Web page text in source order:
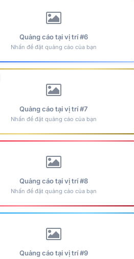
Quảng cáo tại vị trí #6
Nhấn để đặt quảng cáo của bạn
Quảng cáo tại vị trí #7
Nhấn để đặt quảng cáo của bạn
Quảng cáo tại vị trí #8
Nhấn để đặt quảng cáo của bạn
Quảng cáo tại vị trí #9